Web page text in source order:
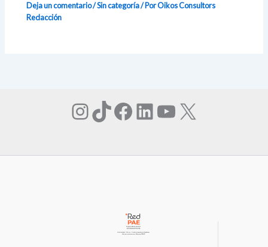
Deja un comentario/Sin categoría/ Por Oikos Consultors
Redacción
Instagram
TikTok
Facebook
LinkedIn
YouTube
X